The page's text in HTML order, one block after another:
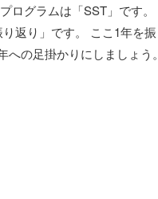
ログラムは「SST」です
返り」です。 ここ1年を
への足掛かりにしましょ